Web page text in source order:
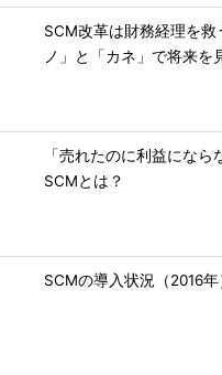
SCM改革は財務経理を
ノ」と「カネ」で将来を
「売れたのに利益にな
SCMとは？
SCMの導入状況（2016